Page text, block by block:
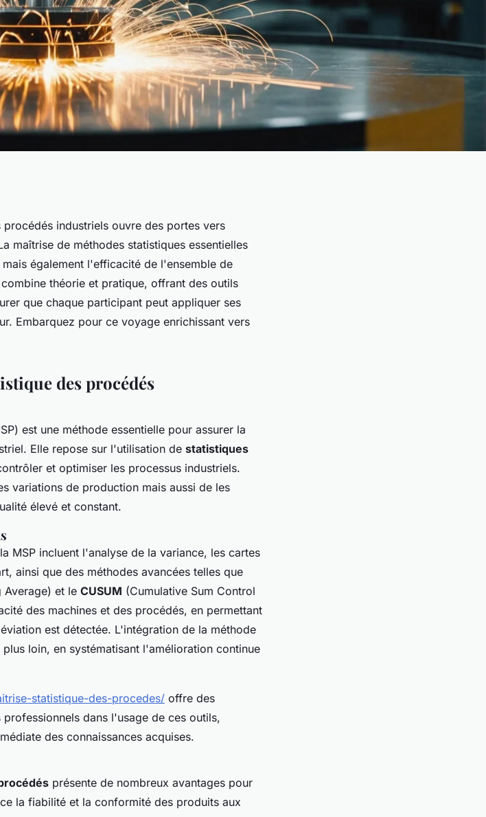
industriels ouvre des portes vers
maîtrise de méthodes statistiques essentielles
également l'efficacité de l'ensemble de
théorie et pratique, offrant des outils
que chaque participant peut appliquer ses
Embarquez pour ce voyage enrichissant vers
des procédés
est une méthode essentielle pour assurer la
Elle repose sur l'utilisation de statistiques
et optimiser les processus industriels.
variations de production mais aussi de les
élevé et constant.
MSP incluent l'analyse de la variance, les cartes
ainsi que des méthodes avancées telles que
Average) et le CUSUM (Cumulative Sum Control
des machines et des procédés, en permettant
est détectée. L'intégration de la méthode
loin, en systématisant l'amélioration continue
statistique-des-procedes/ offre des
dans l'usage de ces outils,
des connaissances acquises.
présente de nombreux avantages pour
la fiabilité et la conformité des produits aux